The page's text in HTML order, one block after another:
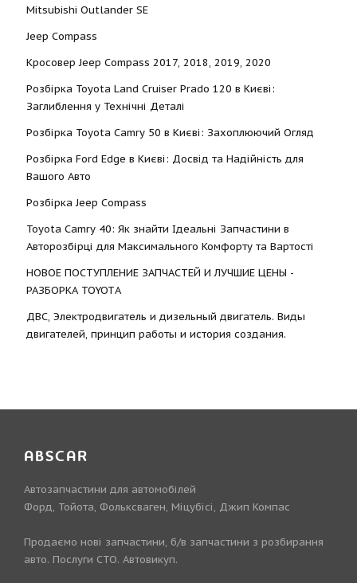
Mitsubishi Outlander SE
Jeep Compass
Кросовер Jeep Compass 2017, 2018, 2019, 2020
Розбірка Toyota Land Cruiser Prado 120 в Києві:
Заглиблення у Технічні Деталі
Розбірка Toyota Camry 50 в Києві: Захоплюючий Огляд
Розбірка Ford Edge в Києві: Досвід та Надійність для
Вашого Авто
Розбірка Jeep Compass
Toyota Camry 40: Як знайти Ідеальні Запчастини в
Авторозбірці для Максимального Комфорту та Вартості
НОВОЕ ПОСТУПЛЕНИЕ ЗАПЧАСТЕЙ И ЛУЧШИЕ ЦЕНЫ -
РАЗБОРКА TOYOTА
ДВС, Электродвигатель и дизельный двигатель. Виды
двигателей, принцип работы и история создания.
ABSCAR
Автозапчастини для автомобілей
Форд, Тойота, Фольксваген, Міцубісі, Джип Компас
Продаємо нові запчастини, б/в запчастини з розбирання
авто. Послуги СТО. Автовикуп.